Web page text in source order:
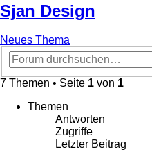
Sjan Design
Neues Thema
7 Themen • Seite 1 von 1
Themen
Antworten
Zugriffe
Letzter Beitrag